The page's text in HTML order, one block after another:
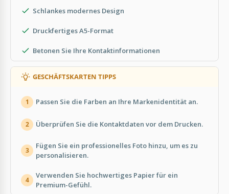
Schlankes modernes Design
Druckfertiges A5-Format
Betonen Sie Ihre Kontaktinformationen
GESCHÄFTSKARTEN TIPPS
1 Passen Sie die Farben an Ihre Markenidentität an.
2 Überprüfen Sie die Kontaktdaten vor dem Drucken.
3
Fügen Sie ein professionelles Foto hinzu, um es zu
personalisieren.
4
Verwenden Sie hochwertiges Papier für ein
Premium-Gefühl.